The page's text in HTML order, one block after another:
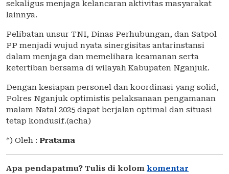
sekaligus menjaga kelancaran aktivitas masyarakat
lainnya.
Pelibatan unsur TNI, Dinas Perhubungan, dan Satpol
PP menjadi wujud nyata sinergisitas antarinstansi
dalam menjaga dan memelihara keamanan serta
ketertiban bersama di wilayah Kabupaten Nganjuk.
Dengan kesiapan personel dan koordinasi yang solid,
Polres Nganjuk optimistis pelaksanaan pengamanan
malam Natal 2025 dapat berjalan optimal dan situasi
tetap kondusif.(acha)
*) Oleh : Pratama
Apa pendapatmu? Tulis di kolom komentar